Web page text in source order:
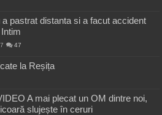
pastrat distanta si a facut accident
47
la Reșița
A mai plecat un OM dintre noi,
slujește în ceruri